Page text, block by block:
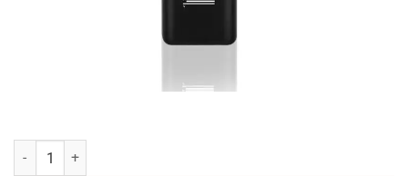
CARLO BELLOTI Hand & Body Lotion 400ml-Ενυδατικη Κρεμα